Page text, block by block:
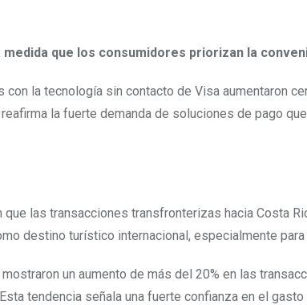
medida que los consumidores priorizan la
la tecnología sin contacto de Visa aumentaron
la fuerte demanda de soluciones de pago
las transacciones transfronterizas hacia Costa
destino turístico internacional, especialmente
un aumento de más del 20% en las
tendencia señala una fuerte confianza en el